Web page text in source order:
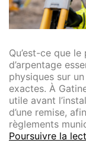
Qu’est-ce que
d’arpentage
physiques sur
exactes. À
utile avant
d’une remise,
règlements
Poursuivre la